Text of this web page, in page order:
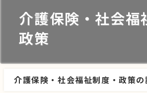
介護保険・社会福
政策
介護保険・社会福祉制度・政策